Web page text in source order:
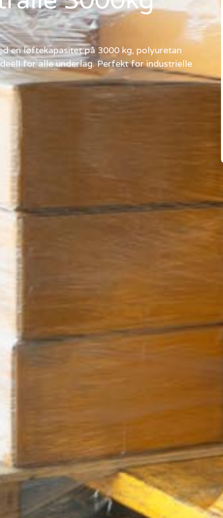
en løftekapasitet på 3000 kg, polyuretan
for alle underlag. Perfekt for industrielle